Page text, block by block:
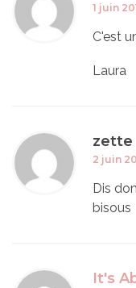
1 juin
C'est
Laura
zette
2 juin
Dis
bisous
It's